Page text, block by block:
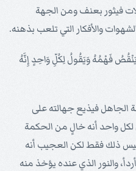
فيثور بعنف ومن الجهة
والأفكار التي تلعب بذهنه.
فَهْمُهُ وَيَقُولُ لِكُلِّ وَاحِدٍ إِنَّهُ
الجاهل فيذيع جهالته على
لكل واحد أنه خالٍ من الحكمة
ذلك فقط لكن العجيب أنه
والنور الذي عنده يؤخذ منه